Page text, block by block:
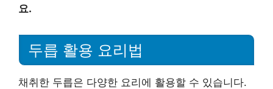
요.
두릅 활용 요리법
채취한 두릅은 다양한 요리에 활용할 수 있습니다.